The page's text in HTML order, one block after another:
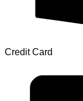
Credit Card